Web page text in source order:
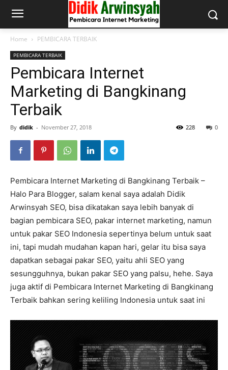
Home PEMBICARA TERBAIK
PEMBICARA TERBAIK
Pembicara Internet
Marketing di Bangkinang
Terbaik
By didik - November 27, 2018 0
228
Pembicara Internet Marketing di Bangkinang Terbaik –
Halo Para Blogger, salam kenal saya adalah Didik
Arwinsyah SEO, bisa dikatakan saya lebih banyak di
bagian pembicara SEO, pakar internet marketing, namun
untuk pakar SEO Indonesia sepertinya belum untuk saat
ini, tapi mudah mudahan kapan hari, gelar itu bisa saya
dapatkan sebagai pakar SEO, yaitu ahli SEO yang
sesungguhnya, bukan pakar SEO yang palsu, hehe. Saya
juga aktif di Pembicara Internet Marketing di Bangkinang
Terbaik bahkan sering keliling Indonesia untuk saat ini